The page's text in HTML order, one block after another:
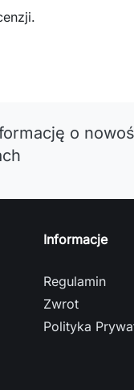
o
Informacje
Regulamin
Zwrot
Polityka